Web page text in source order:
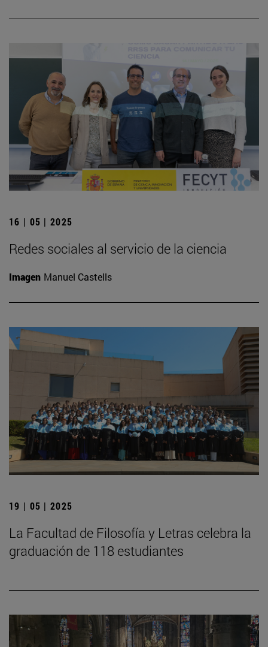
16 | 05 | 2025
Redes sociales al servicio de la ciencia
Imagen Manuel Castells
19 | 05 | 2025
La Facultad de Filosofía y Letras celebra la
graduación de 118 estudiantes